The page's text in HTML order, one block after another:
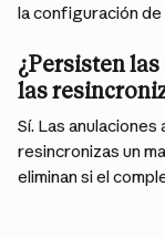
la configuración
¿Persisten
las
Sí. Las
resincronizas un
eliminan si el